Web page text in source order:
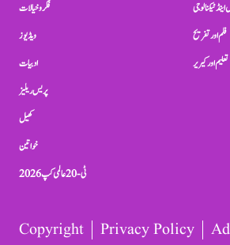
فکر و خیالات
ویڈیوز
ادبیات
پریس ریلیز
کھیل
خواتین
ٹی-20 عالمی کپ 2026
ٹیکنالوجی
فلم اور تفریح
تعلیم اور کیریر
Copyright Privacy Policy